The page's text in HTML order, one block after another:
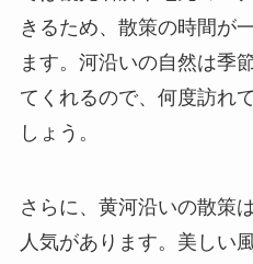
きるため、散策の時間が
ます。河沿いの自然は季
てくれるので、何度訪れ
しょう。
さらに、黄河沿いの散策
人気があります。美しい